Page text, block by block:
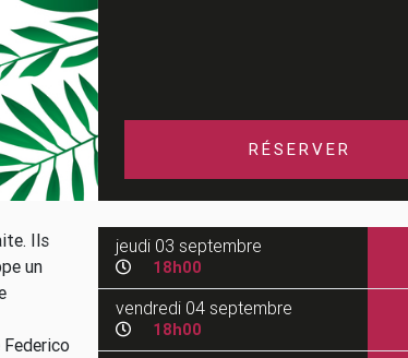
RÉSERVER
Ils
un
jeudi 03 septembre
18h00
vendredi 04 septembre
18h00